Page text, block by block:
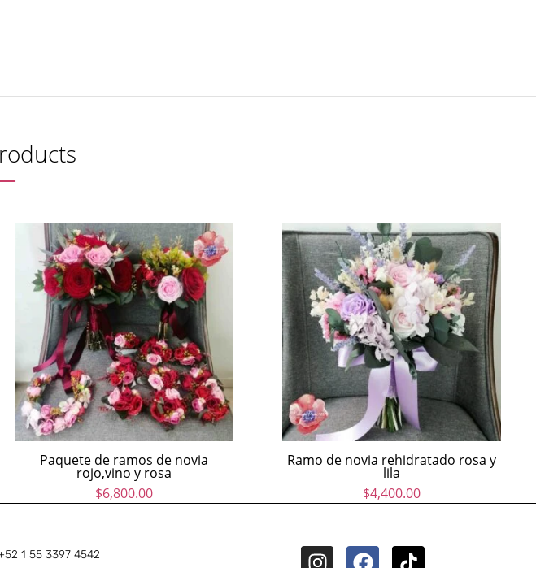
Paquete de ramos de novia
rojo,vino y rosa
$6,800.00
Ramo de novia rehidratado rosa y
lila
$4,400.00
1 55 3397 4542